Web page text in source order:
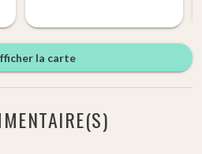
la carte